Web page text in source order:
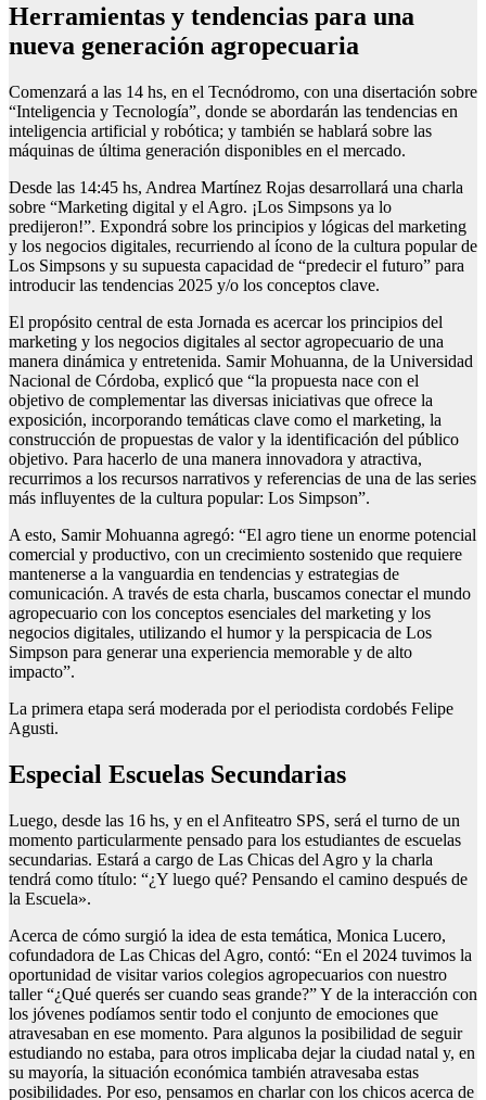
Herramientas y tendencias para una
nueva generación agropecuaria
Comenzará a las 14 hs, en el Tecnódromo, con una disertación sobre
“Inteligencia y Tecnología”, donde se abordarán las tendencias en
inteligencia artificial y robótica; y también se hablará sobre las
máquinas de última generación disponibles en el mercado.
Desde las 14:45 hs, Andrea Martínez Rojas desarrollará una charla
sobre “Marketing digital y el Agro. ¡Los Simpsons ya lo
predijeron!”. Expondrá sobre los principios y lógicas del marketing
y los negocios digitales, recurriendo al ícono de la cultura popular de
Los Simpsons y su supuesta capacidad de “predecir el futuro” para
introducir las tendencias 2025 y/o los conceptos clave.
El propósito central de esta Jornada es acercar los principios del
marketing y los negocios digitales al sector agropecuario de una
manera dinámica y entretenida. Samir Mohuanna, de la Universidad
Nacional de Córdoba, explicó que “la propuesta nace con el
objetivo de complementar las diversas iniciativas que ofrece la
exposición, incorporando temáticas clave como el marketing, la
construcción de propuestas de valor y la identificación del público
objetivo. Para hacerlo de una manera innovadora y atractiva,
recurrimos a los recursos narrativos y referencias de una de las series
más influyentes de la cultura popular: Los Simpson”.
A esto, Samir Mohuanna agregó: “El agro tiene un enorme potencial
comercial y productivo, con un crecimiento sostenido que requiere
mantenerse a la vanguardia en tendencias y estrategias de
comunicación. A través de esta charla, buscamos conectar el mundo
agropecuario con los conceptos esenciales del marketing y los
negocios digitales, utilizando el humor y la perspicacia de Los
Simpson para generar una experiencia memorable y de alto
impacto”.
La primera etapa será moderada por el periodista cordobés Felipe
Agusti.
Especial Escuelas Secundarias
Luego, desde las 16 hs, y en el Anfiteatro SPS, será el turno de un
momento particularmente pensado para los estudiantes de escuelas
secundarias. Estará a cargo de Las Chicas del Agro y la charla
tendrá como título: “¿Y luego qué? Pensando el camino después de
la Escuela».
Acerca de cómo surgió la idea de esta temática, Monica Lucero,
cofundadora de Las Chicas del Agro, contó: “En el 2024 tuvimos la
oportunidad de visitar varios colegios agropecuarios con nuestro
taller “¿Qué querés ser cuando seas grande?” Y de la interacción con
los jóvenes podíamos sentir todo el conjunto de emociones que
atravesaban en ese momento. Para algunos la posibilidad de seguir
estudiando no estaba, para otros implicaba dejar la ciudad natal y, en
su mayoría, la situación económica también atravesaba estas
posibilidades. Por eso, pensamos en charlar con los chicos acerca de